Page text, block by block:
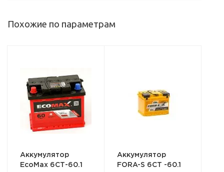
Похожие по параметрам
Аккумулятор
EcoMax 6СТ-60.1
Аккумулятор
FORA-S 6СТ -60.1